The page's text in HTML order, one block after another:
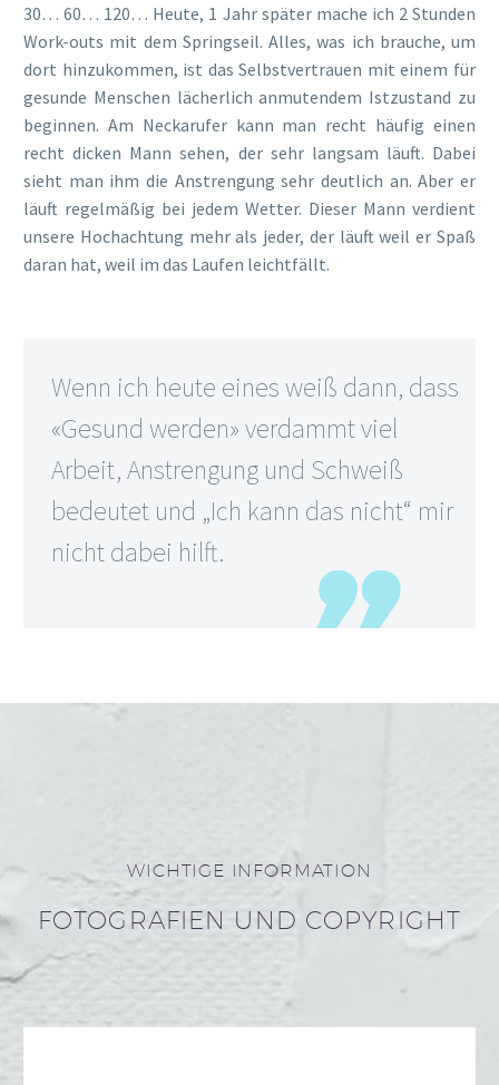
30… 60… 120… Heute, 1 Jahr später mache ich 2 Stunden
Work-outs mit dem Springseil. Alles, was ich brauche, um
dort hinzukommen, ist das Selbstvertrauen mit einem für
gesunde Menschen lächerlich anmutendem Istzustand zu
beginnen. Am Neckarufer kann man recht häufig einen
recht dicken Mann sehen, der sehr langsam läuft. Dabei
sieht man ihm die Anstrengung sehr deutlich an. Aber er
läuft regelmäßig bei jedem Wetter. Dieser Mann verdient
unsere Hochachtung mehr als jeder, der läuft weil er Spaß
daran hat, weil im das Laufen leichtfällt.
Wenn ich heute eines weiß dann, dass
«Gesund werden» verdammt viel
Arbeit, Anstrengung und Schweiß
bedeutet und „Ich kann das nicht“ mir
nicht dabei hilft.
WICHTIGE INFORMATION
FOTOGRAFIEN UND COPYRIGHT